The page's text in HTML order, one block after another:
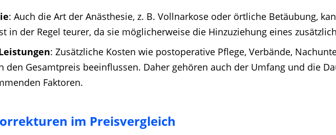
: Auch die Art der Anästhesie, z. B. Vollnarkose oder örtliche Betäubung,
in der Regel teurer, da sie möglicherweise die Hinzuziehung eines
: Zusätzliche Kosten wie postoperative Pflege, Verbände,
den Gesamtpreis beeinflussen. Daher gehören auch der Umfang und die
Faktoren.
im Preisvergleich